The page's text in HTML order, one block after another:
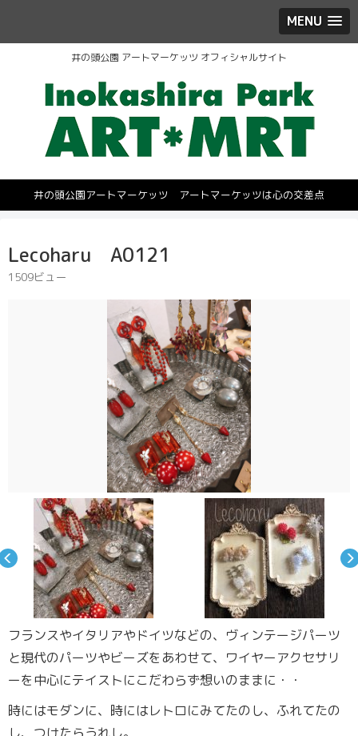
MENU
井の頭公園 アートマーケッツ オフィシャルサイト
井の頭公園アートマーケッツ アートマーケッツは心の交差点
Lecoharu A0121
1509ビュー
フランスやイタリアやドイツなどの、ヴィンテージパーツ
と現代のパーツやビーズをあわせて、ワイヤーアクセサリ
ーを中心にテイストにこだわらず想いのままに・・
時にはモダンに、時にはレトロにみてたのし、ふれてたの